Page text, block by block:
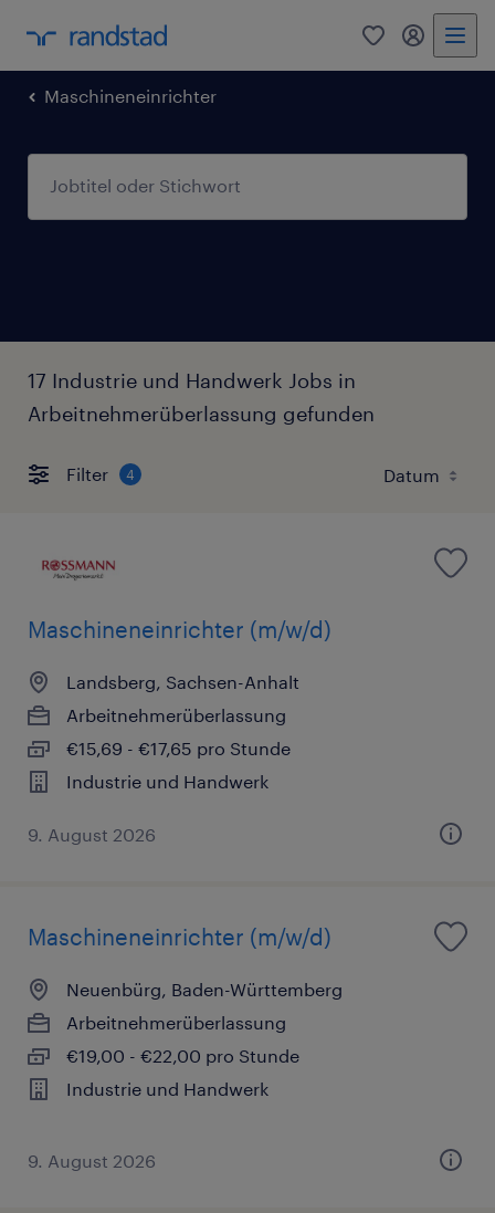
0 Mein
Maschineneinrichter
17 Industrie und Handwerk Jobs in
Arbeitnehmerüberlassung gefunden
Filter 4
Maschineneinrichter (m/w/d)
Landsberg, Sachsen-Anhalt
Arbeitnehmerüberlassung
€15,69 - €17,65 pro Stunde
Industrie und Handwerk
9. August 2026
Maschineneinrichter (m/w/d)
Neuenbürg, Baden-Württemberg
Arbeitnehmerüberlassung
€19,00 - €22,00 pro Stunde
Industrie und Handwerk
9. August 2026